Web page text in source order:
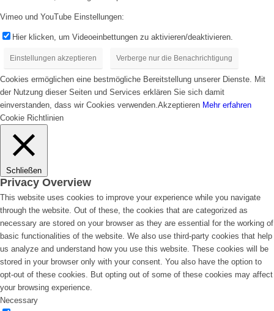
Vimeo und YouTube Einstellungen:
Hier klicken, um Videoeinbettungen zu aktivieren/deaktivieren.
Einstellungen akzeptieren Verberge nur die Benachrichtigung
Cookies ermöglichen eine bestmögliche Bereitstellung unserer Dienste. Mit
der Nutzung dieser Seiten und Services erklären Sie sich damit
einverstanden, dass wir Cookies verwenden.Akzeptieren Mehr erfahren
Cookie Richtlinien
Schließen
Privacy Overview
This website uses cookies to improve your experience while you navigate
through the website. Out of these, the cookies that are categorized as
necessary are stored on your browser as they are essential for the working of
basic functionalities of the website. We also use third-party cookies that help
us analyze and understand how you use this website. These cookies will be
stored in your browser only with your consent. You also have the option to
opt-out of these cookies. But opting out of some of these cookies may affect
your browsing experience.
Necessary